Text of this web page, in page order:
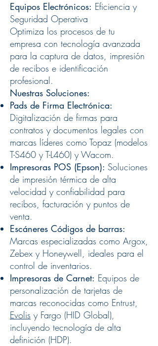
Equipos Electrónicos: Eficiencia y
Seguridad Operativa
Optimiza los procesos de tu
empresa con tecnología avanzada
para la captura de datos, impresión
de recibos e identificación
profesional.
Nuestras Soluciones:
Pads de Firma Electrónica:
Digitalización de firmas para
contratos y documentos legales con
marcas líderes como Topaz (modelos
T-S460 y T-L460) y Wacom.
Impresoras POS (Epson): Soluciones
de impresión térmica de alta
velocidad y confiabilidad para
recibos, facturación y puntos de
venta.
Escáneres Códigos de barras:
Marcas especializadas como Argox,
Zebex y Honeywell, ideales para el
control de inventarios.
Impresoras de Carnet: Equipos de
personalización de tarjetas de
marcas reconocidas como Entrust,
Evolis y Fargo (HID Global),
incluyendo tecnología de alta
definición (HDP).